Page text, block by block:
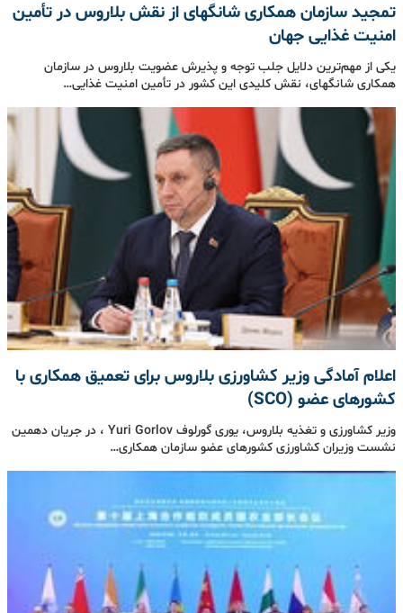
تمجید سازمان همکاری شانگهای از نقش بلاروس در تأمین
امنیت غذایی جهان
یکی از مهم‌ترین دلایل جلب توجه و پذیرش عضویت بلاروس در سازمان
همکاری شانگهای، نقش کلیدی این کشور در تأمین امنیت غذایی…
اعلام آمادگی وزیر کشاورزی بلاروس برای تعمیق همکاری با
کشورهای عضو (SCO)
وزیر کشاورزی و تغذیه بلاروس، یوری گورلوف Yuri Gorlov ، در جریان دهمین
نشست وزیران کشاورزی کشورهای عضو سازمان همکاری…